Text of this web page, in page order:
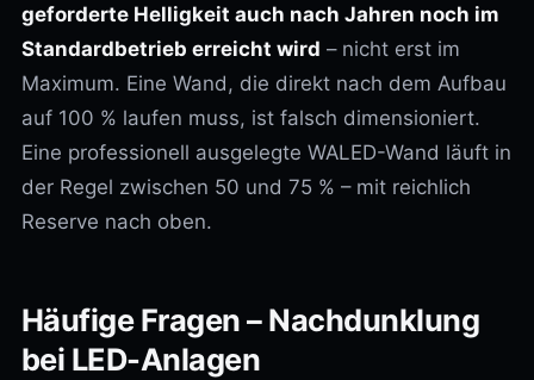
geforderte Helligkeit auch nach Jahren noch im
Standardbetrieb erreicht wird – nicht erst im
Maximum. Eine Wand, die direkt nach dem Aufbau
auf 100 % laufen muss, ist falsch dimensioniert.
Eine professionell ausgelegte WALED-Wand läuft in
der Regel zwischen 50 und 75 % – mit reichlich
Reserve nach oben.
Häufige Fragen – Nachdunklung
bei LED-Anlagen